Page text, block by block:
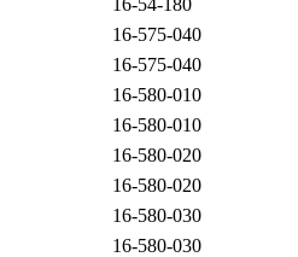
16-54-180
16-575-040
16-575-040
16-580-010
16-580-010
16-580-020
16-580-020
16-580-030
16-580-030